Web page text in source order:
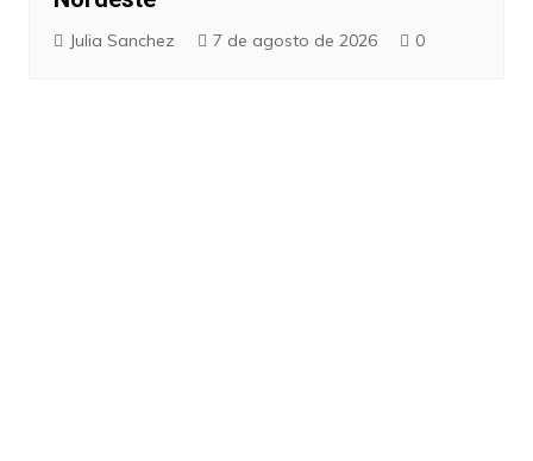
Julia Sanchez 7 de agosto de 2026 0